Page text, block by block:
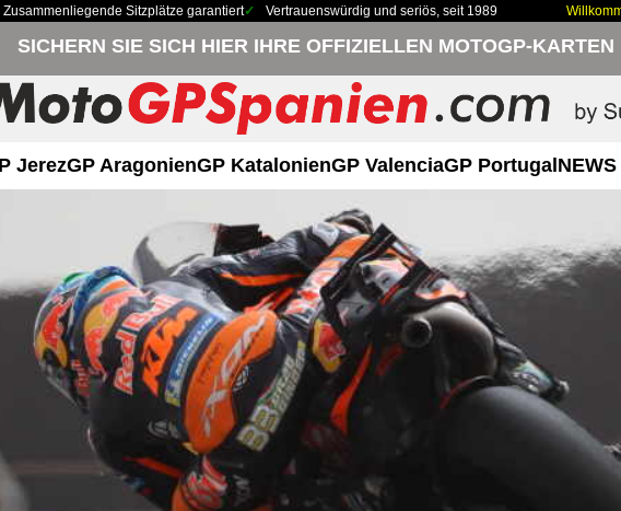
Zusammenliegende Sitzplätze garantiert Vertrauenswürdig und seriös, seit 1989
SICHERN SIE SICH HIER IHRE OFFIZIELLEN MOTOGP-KARTEN
JerezGP AragonienGP KatalonienGP ValenciaGP Portugal